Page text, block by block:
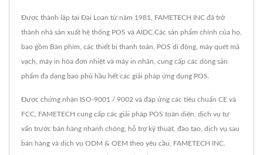
Được thành lập tại Đài Loan từ năm 1981, FAMETECH INC đã trở
thành nhà sản xuất hệ thống POS và AIDC.Các sản phẩm chính của họ,
bao gồm Bàn phím, các thiết bị thanh toán, POS di động, máy quét mã
vạch, máy in hóa đơn nhiệt và máy in nhãn, cung cấp các dòng sản
phẩm đa dạng bao phủ hầu hết các giải pháp ứng dụng POS.
Được chứng nhận ISO-9001 / 9002 và đáp ứng các tiêu chuẩn CE và
FCC, FAMETECH cung cấp các giải pháp POS toàn diện, dịch vụ tư
vấn trước bán hàng nhanh chóng, hỗ trợ kỹ thuật, đào tạo, dịch vụ sau
bán hàng và dịch vụ ODM & OEM theo yêu cầu. FAMETECH INC.